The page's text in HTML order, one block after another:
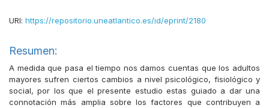
URI: https://repositorio.uneatlantico.es/id/eprint/2180
Resumen:
A medida que pasa el tiempo nos damos cuentas que los adultos
mayores sufren ciertos cambios a nivel psicológico, fisiológico y
social, por los que el presente estudio estas guiado a dar una
connotación más amplia sobre los factores que contribuyen a